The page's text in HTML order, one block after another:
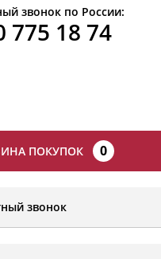
звонок по России:
775 18 74
ПОКУПОК 0
звонок